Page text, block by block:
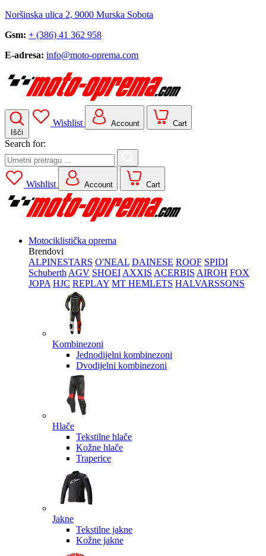
Noršinska ulica 2, 9000 Murska Sobota
Gsm: + (386) 41 362 958
E-adresa: info@moto-oprema.com
Išči
Wishlist Account Cart
Search for:
Wishlist Account Cart
Motociklistička oprema
Brendovi
ALPINESTARS O'NEAL DAINESE ROOF SPIDI
Schuberth AGV SHOEI AXXIS ACERBIS AIROH FOX
JOPA HJC REPLAY MT HEMLETS HALVARSSONS
Kombinezoni
Jednodijelni kombinezoni
Dvodijelni kombinezoni
Hlače
Tekstilne hlače
Kožne hlače
Traperice
Jakne
Tekstilne jakne
Kožne jakne